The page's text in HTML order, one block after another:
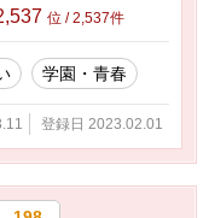
位 / 2,537件
学園・青春
登録日 2023.02.01